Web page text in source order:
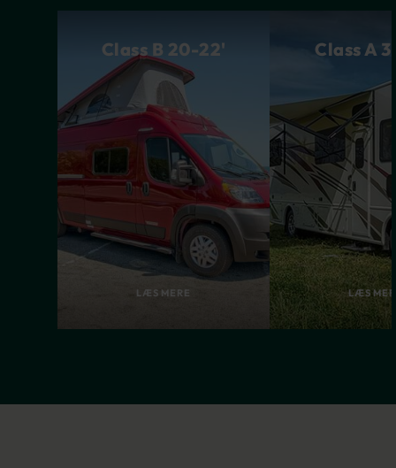
Class B 20-22'
LÆS MERE
Class A
LÆS